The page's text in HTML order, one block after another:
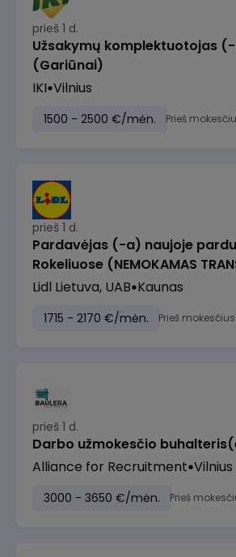
prieš 1 d.
Užsakymų komplektuotojas
(Gariūnai)
IKI Vilnius
1500 - 2500 €/mėn. Prieš
prieš 1 d.
Pardavėjas (-a) naujoje
Rokeliuose (NEMOKAMAS
Lidl Lietuva, UAB Kaunas
1715 - 2170 €/mėn. Prieš mokesčius
prieš 1 d.
Darbo užmokesčio
Alliance for Recruitment Vilnius
3000 - 3650 €/mėn. Prieš